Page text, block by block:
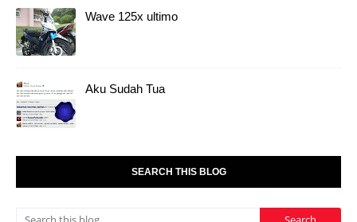
Wave 125x ultimo
Aku Sudah Tua
SEARCH THIS BLOG